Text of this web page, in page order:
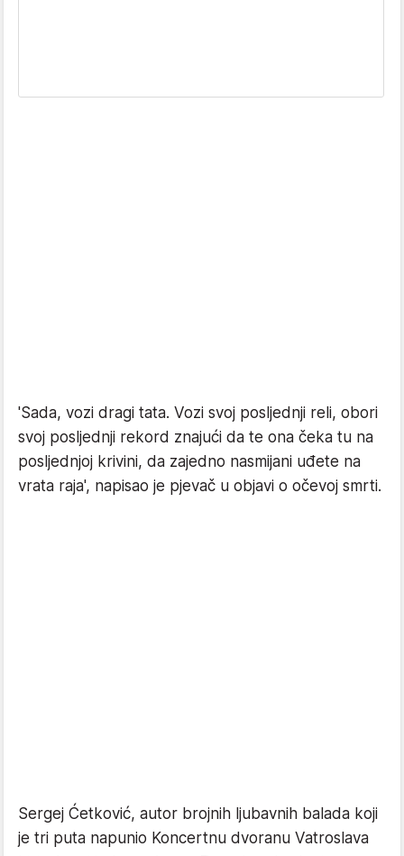
'Sada, vozi dragi tata. Vozi svoj posljednji reli, obori
svoj posljednji rekord znajući da te ona čeka tu na
posljednjoj krivini, da zajedno nasmijani uđete na
vrata raja', napisao je pjevač u objavi o očevoj smrti.
Sergej Ćetković, autor brojnih ljubavnih balada koji
je tri puta napunio Koncertnu dvoranu Vatroslava